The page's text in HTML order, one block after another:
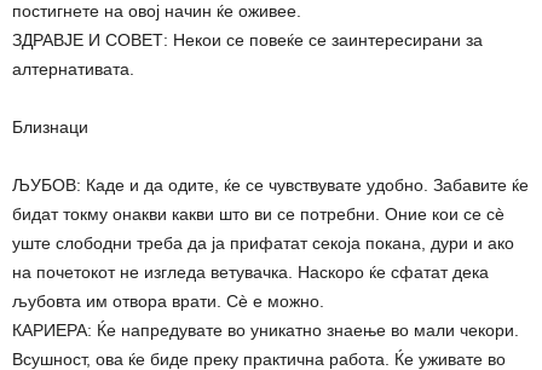
постигнете на овој начин ќе оживее.
ЗДРАВЈЕ И СОВЕТ: Некои се повеќе се заинтересирани за
алтернативата.
Близнаци
ЉУБОВ: Каде и да одите, ќе се чувствувате удобно. Забавите ќе
бидат токму онакви какви што ви се потребни. Оние кои се сè
уште слободни треба да ја прифатат секоја покана, дури и ако
на почетокот не изгледа ветувачка. Наскоро ќе сфатат дека
љубовта им отвора врати. Сè е можно.
КАРИЕРА: Ќе напредувате во уникатно знаење во мали чекори.
Всушност, ова ќе биде преку практична работа. Ќе уживате во